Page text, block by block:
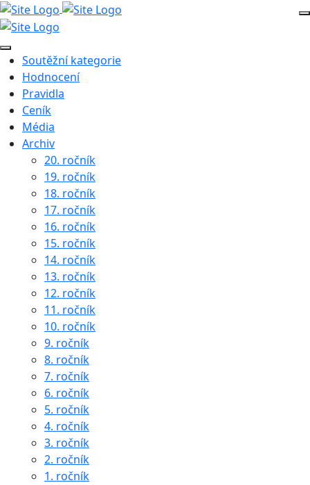
Soutěžní kategorie
Hodnocení
Pravidla
Ceník
Média
Archiv
20. ročník
19. ročník
18. ročník
17. ročník
16. ročník
15. ročník
14. ročník
13. ročník
12. ročník
11. ročník
10. ročník
9. ročník
8. ročník
7. ročník
6. ročník
5. ročník
4. ročník
3. ročník
2. ročník
1. ročník